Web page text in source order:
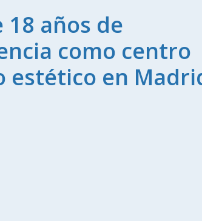
18 años de
como centro
estético en